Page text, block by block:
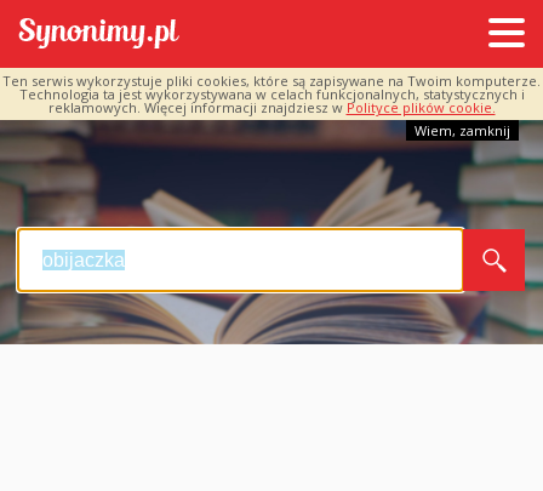
Ten serwis wykorzystuje pliki cookies, które są zapisywane na Twoim komputerze.
Technologia ta jest wykorzystywana w celach funkcjonalnych, statystycznych i
reklamowych. Więcej informacji znajdziesz w Polityce plików cookie.
Wiem, zamknij